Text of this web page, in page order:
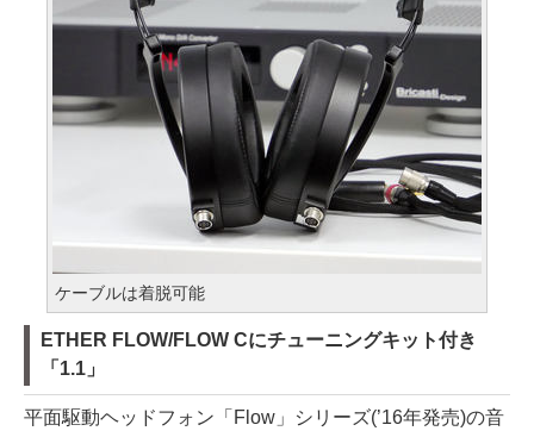
ケーブルは着脱可能
ETHER FLOW/FLOW Cにチューニングキット付き
「1.1」
平面駆動ヘッドフォン「Flow」シリーズ(’16年発売)の音